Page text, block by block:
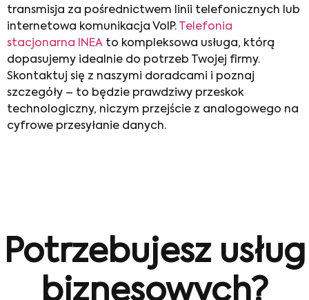
transmisja za pośrednictwem linii telefonicznych lub
internetowa komunikacja VoIP. Telefonia
stacjonarna INEA to kompleksowa usługa, którą
dopasujemy idealnie do potrzeb Twojej firmy.
Skontaktuj się z naszymi doradcami i poznaj
szczegóły – to będzie prawdziwy przeskok
technologiczny, niczym przejście z analogowego na
cyfrowe przesyłanie danych.
Potrzebujesz usług
biznesowych?